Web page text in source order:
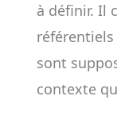
à définir. Il
sont
contexte